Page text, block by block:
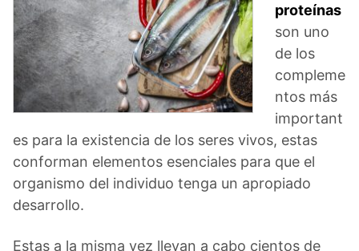
proteínas
son uno
de los
compleme
ntos más
important
es para la existencia de los seres vivos, estas
conforman elementos esenciales para que el
organismo del individuo tenga un apropiado
desarrollo.
Estas a la misma vez llevan a cabo cientos de